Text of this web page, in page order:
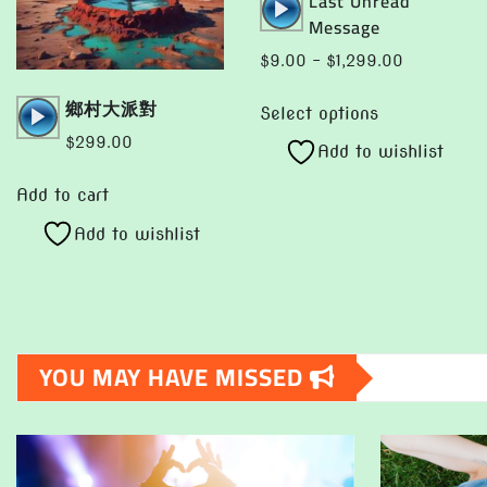
Audio
Player
鄉村大派對
$299.00
Add to cart
Add to wishlist
PlayerMessage
$9.00 – $1,299.00
$1,299.00
Select options
product
has
chosen
product
page
Add to wishlist
YOU MAY HAVE MISSED